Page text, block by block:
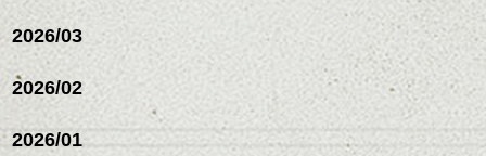
スパ／伸びても目立たない
ヘアカラー/ハイライト/ダブ
ルカラー/髪質改善/TOKIOト
リートメント/ブリーチ/イン
ナーカラー/イルミナカラー/
ミニボブ/抜け感ショート/バ
レイヤージュ/縮毛矯正
2026/03
2026/02
2026/01